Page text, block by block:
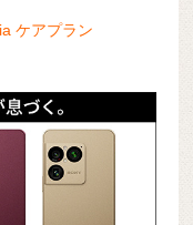
ケアプラン